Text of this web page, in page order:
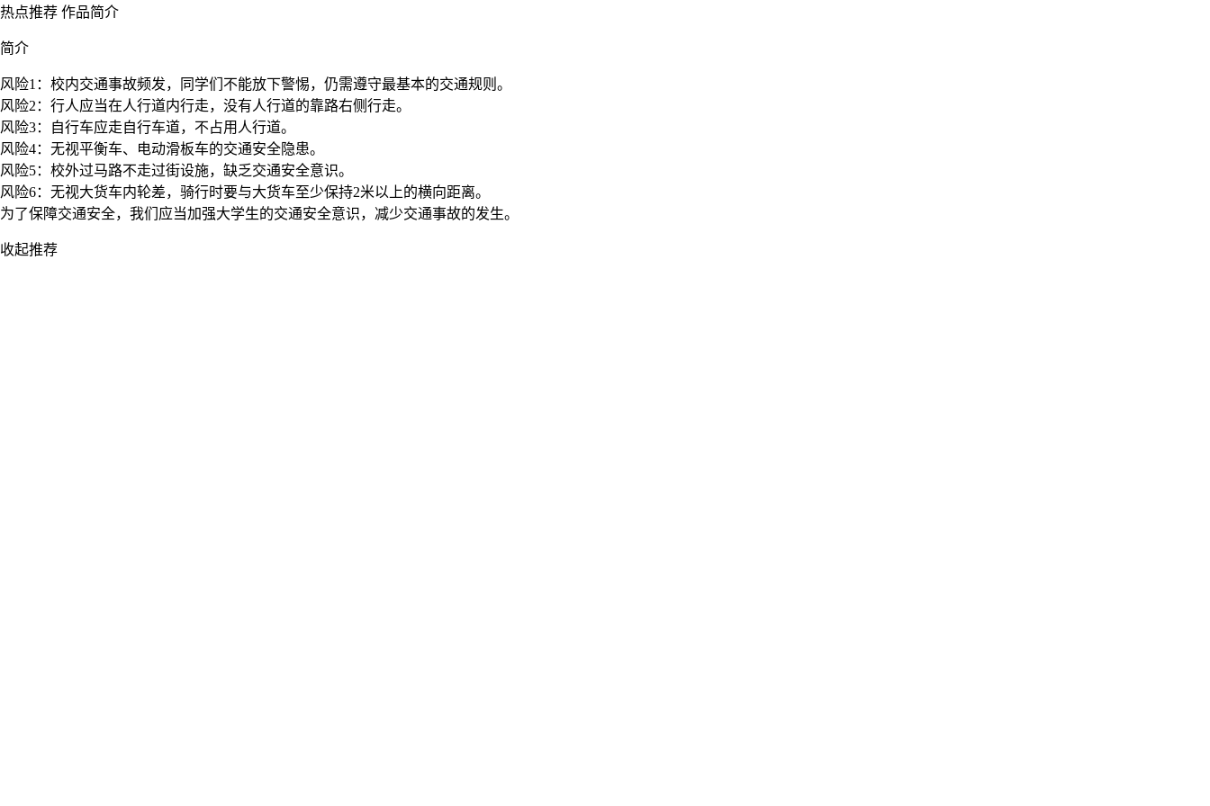
热点推荐 作品简介
简介
风险1：校内交通事故频发，同学们不能放下警惕，仍需遵守最基本的交通规则。
风险2：行人应当在人行道内行走，没有人行道的靠路右侧行走。
风险3：自行车应走自行车道，不占用人行道。
风险4：无视平衡车、电动滑板车的交通安全隐患。
风险5：校外过马路不走过街设施，缺乏交通安全意识。
风险6：无视大货车内轮差，骑行时要与大货车至少保持2米以上的横向距离。
为了保障交通安全，我们应当加强大学生的交通安全意识，减少交通事故的发生。
收起推荐